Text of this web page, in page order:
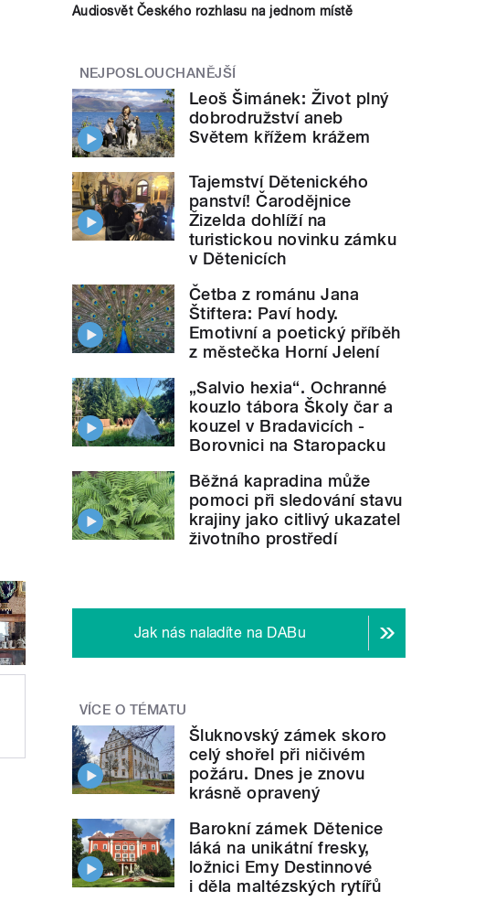
Audiosvět Českého rozhlasu na jednom místě
NEJPOSLOUCHANĚJŠÍ
Leoš Šimánek: Život plný
dobrodružství aneb
Světem křížem krážem
Tajemství Dětenického
panství! Čarodějnice
Žizelda dohlíží na
turistickou novinku zámku
v Dětenicích
Četba z románu Jana
Štiftera: Paví hody.
Emotivní a poetický příběh
z městečka Horní Jelení
„Salvio hexia“. Ochranné
kouzlo tábora Školy čar a
kouzel v Bradavicích -
Borovnici na Staropacku
Běžná kapradina může
pomoci při sledování stavu
krajiny jako citlivý ukazatel
životního prostředí
Jak nás naladíte na DABu
VÍCE O TÉMATU
Šluknovský zámek skoro
celý shořel při ničivém
požáru. Dnes je znovu
krásně opravený
Barokní zámek Dětenice
láká na unikátní fresky,
ložnici Emy Destinnové
i děla maltézských rytířů